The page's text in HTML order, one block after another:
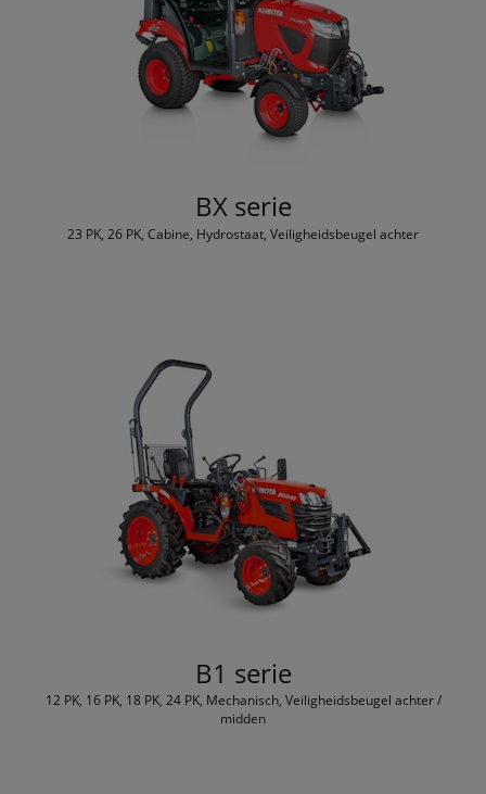
BX serie
23 PK, 26 PK, Cabine, Hydrostaat, Veiligheidsbeugel achter
B1 serie
12 PK, 16 PK, 18 PK, 24 PK, Mechanisch, Veiligheidsbeugel achter /
midden